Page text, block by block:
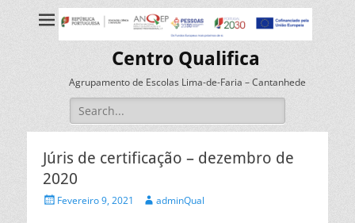
Centro Qualifica
Agrupamento de Escolas Lima-de-Faria – Cantanhede
Search
for:
Júris de certificação – dezembro de
2020
PostedFevereiro 9, 2021 Author
adminQual